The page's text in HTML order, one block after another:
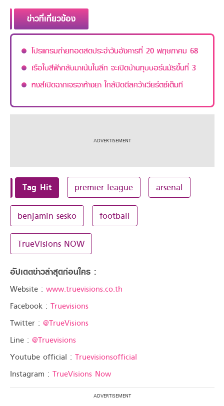
ข่าวที่เกี่ยวข้อง
โปรแกรมถ่ายทอดสดประจำวันอังคารที่ 20 พฤษภาคม 68
เรือใบสีฟ้ากลับมาเน้นในลีก จะเปิดบ้านทุบบอร์นมัธขึ้นที่ 3
หงส์เปิดฉากเจรจาห้างยา ใกล้ปิดดีลคว้าเวียร์ตซ์เต็มที
Tag Hit premier league arsenal
benjamin sesko football
TrueVisions NOW
อัปเดตข่าวล่าสุดก่อนใคร :
Website : www.truevisions.co.th
Facebook : Truevisions
Twitter : @TrueVisions
Line : @Truevisions
Youtube official : Truevisionsofficial
Instagram : TrueVisions Now